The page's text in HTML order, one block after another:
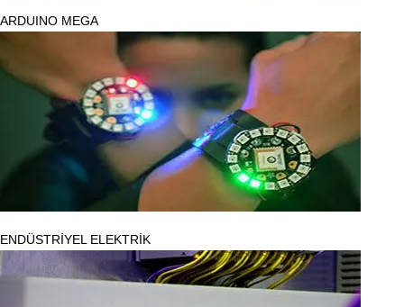
ARDUINO MEGA
ENDÜSTRİYEL ELEKTRİK